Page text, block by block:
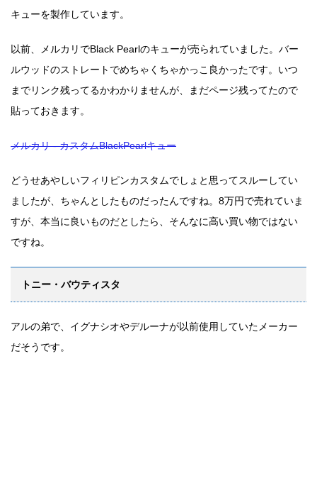
キューを製作しています。
以前、メルカリでBlack Pearlのキューが売られていました。バー
ルウッドのストレートでめちゃくちゃかっこ良かったです。いつ
までリンク残ってるかわかりませんが、まだページ残ってたので
貼っておきます。
メルカリ - カスタムBlackPearlキュー
どうせあやしいフィリピンカスタムでしょと思ってスルーしてい
ましたが、ちゃんとしたものだったんですね。8万円で売れていま
すが、本当に良いものだとしたら、そんなに高い買い物ではない
ですね。
トニー・バウティスタ
アルの弟で、イグナシオやデルーナが以前使用していたメーカー
だそうです。